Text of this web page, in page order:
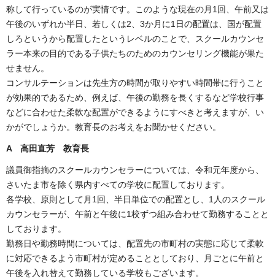
称して行っているのが実情です。このような現在の月1回、午前又は
午後のいずれか半日、若しくは2、3か月に1日の配置は、国が配置
しろというから配置したというレベルのことで、スクールカウンセ
ラー本来の目的である子供たちのためのカウンセリング機能が果た
せません。
コンサルテーションは先生方の時間が取りやすい時間帯に行うこと
が効果的であるため、例えば、午後の勤務を長くするなど学校行事
などに合わせた柔軟な配置ができるようにすべきと考えますが、い
かがでしょうか。教育長のお考えをお聞かせください。
A 高田直芳 教育長
議員御指摘のスクールカウンセラーについては、令和元年度から、
さいたま市を除く県内すべての学校に配置しております。
各学校、原則として月1回、半日単位での配置とし、1人のスクール
カウンセラーが、午前と午後に1校ずつ組み合わせて勤務することと
しております。
勤務日や勤務時間については、配置先の市町村の実態に応じて柔軟
に対応できるよう市町村が定めることとしており、月ごとに午前と
午後を入れ替えて勤務している学校もございます。